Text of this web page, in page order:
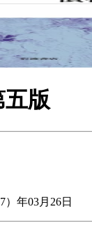
版
）年03月26日